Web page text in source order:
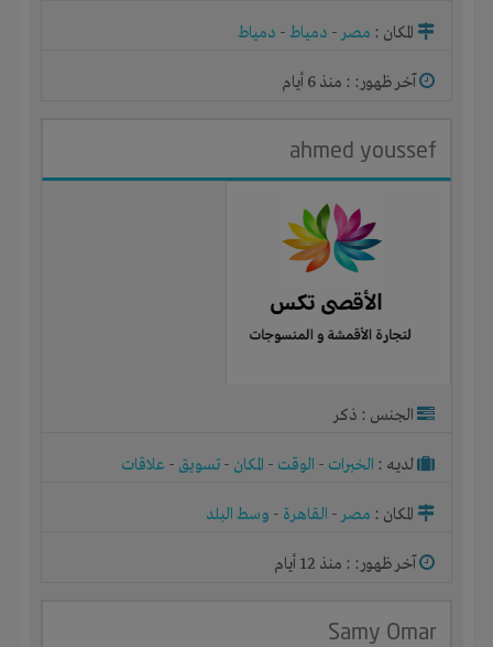
المكان : مصر- دمياط- دمياط
آخر ظهور: : منذ 6 أيام
ahmed youssef
الجنس : ذكر
لديـه : الخبرات - الوقت - المكان - تسويق - علاقات
المكان : مصر- القاهرة - وسط البلد
آخر ظهور: : منذ 12 أيام
Samy Omar